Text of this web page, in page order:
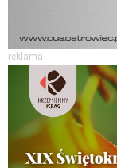
reklama